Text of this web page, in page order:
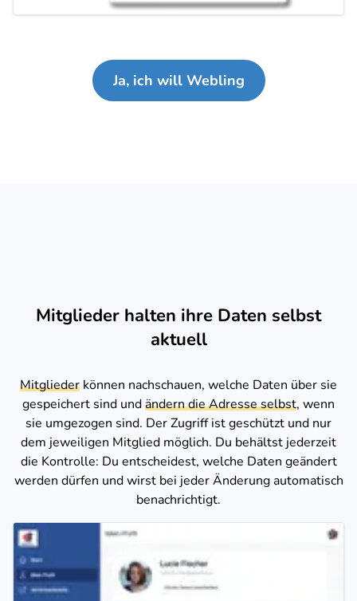
Ja, ich will Webling
Mitglieder halten ihre Daten selbst
aktuell
Mitglieder können nachschauen, welche Daten über sie
gespeichert sind undändern die Adresse selbst, wenn
sie umgezogen sind. Der Zugriff ist geschützt und nur
dem jeweiligen Mitglied möglich. Du behältst jederzeit
die Kontrolle: Du entscheidest, welche Daten geändert
werden dürfen und wirst bei jeder Änderung automatisch
benachrichtigt.